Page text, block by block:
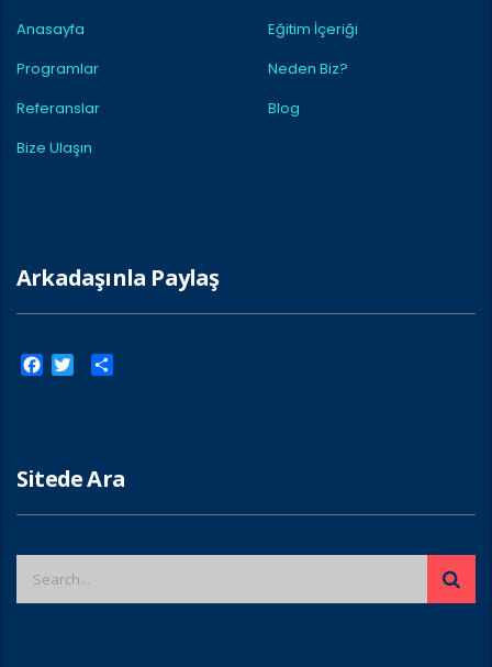
Anasayfa
Eğitim İçeriği
Programlar
Neden Biz?
Referanslar
Blog
Bize Ulaşın
Arkadaşınla Paylaş
Facebook
Twitter
Sitede Ara